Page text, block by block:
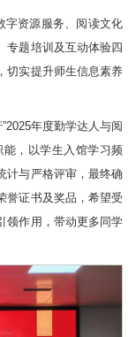
字资源服务、阅读文化
专题培训及互动体验四
切实提升师生信息素养
年度勤学达人与阅
，以学生入馆学习频
计与严格评审，最终确
誉证书及奖品，希望受
领作用，带动更多同学